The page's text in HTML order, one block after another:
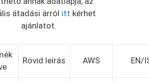
átadási árról itt kérhet
ajánlatot.
Rövid leírás AWS EN/